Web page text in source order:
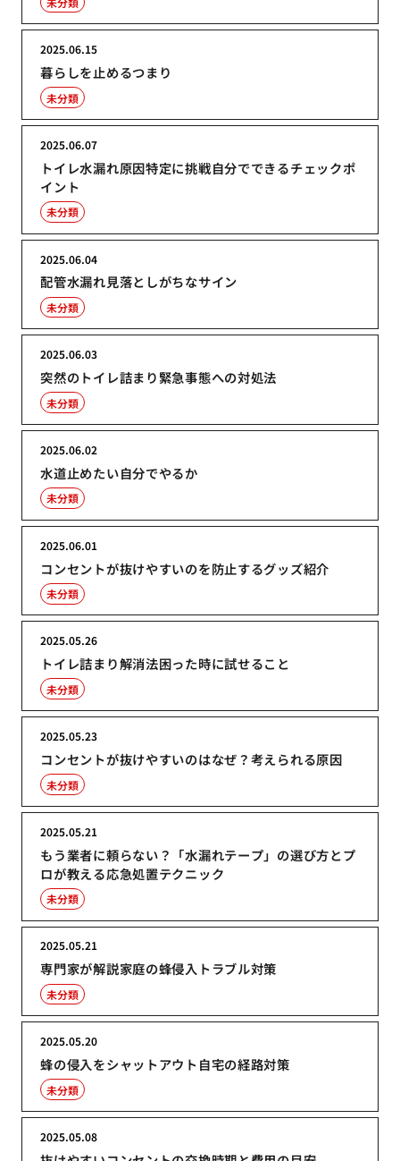
暮らしを止めるつまり
2025.06.15
未分類
トイレ水漏れ原因特定に挑戦自分でできるチェックポ
イント
2025.06.07
未分類
配管水漏れ見落としがちなサイン
2025.06.04
未分類
突然のトイレ詰まり緊急事態への対処法
2025.06.03
未分類
水道止めたい自分でやるか
2025.06.02
未分類
コンセントが抜けやすいのを防止するグッズ紹介
2025.06.01
未分類
トイレ詰まり解消法困った時に試せること
2025.05.26
未分類
コンセントが抜けやすいのはなぜ？考えられる原因
2025.05.23
未分類
もう業者に頼らない？「水漏れテープ」の選び方とプ
ロが教える応急処置テクニック
2025.05.21
未分類
専門家が解説家庭の蜂侵入トラブル対策
2025.05.21
未分類
蜂の侵入をシャットアウト自宅の経路対策
2025.05.20
未分類
2025.05.08